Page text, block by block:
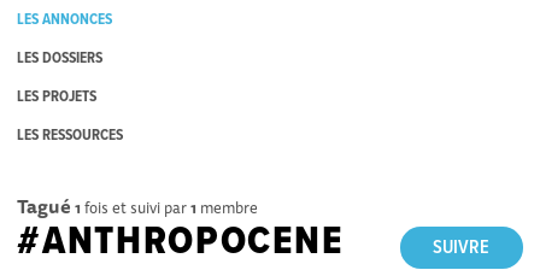
LES ANNONCES
LES DOSSIERS
LES PROJETS
LES RESSOURCES
Tagué 1 fois et suivi par1 membre
SUIVRE
#ANTHROPOCENE